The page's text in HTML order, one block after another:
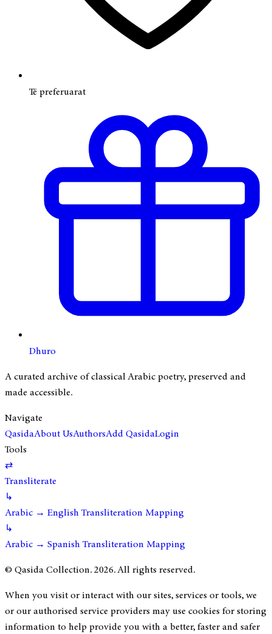
Të preferuarat
Dhuro
A curated archive of classical Arabic poetry, preserved and
made accessible.
Navigate
QasidaAbout UsAuthorsAdd QasidaLogin
Tools
⇄
Transliterate
↳
Arabic → English Transliteration Mapping
↳
Arabic → Spanish Transliteration Mapping
© Qasida Collection.2026. All rights reserved.
When you visit or interact with our sites, services or tools, we
or our authorised service providers may use cookies for storing
information to help provide you with a better, faster and safer